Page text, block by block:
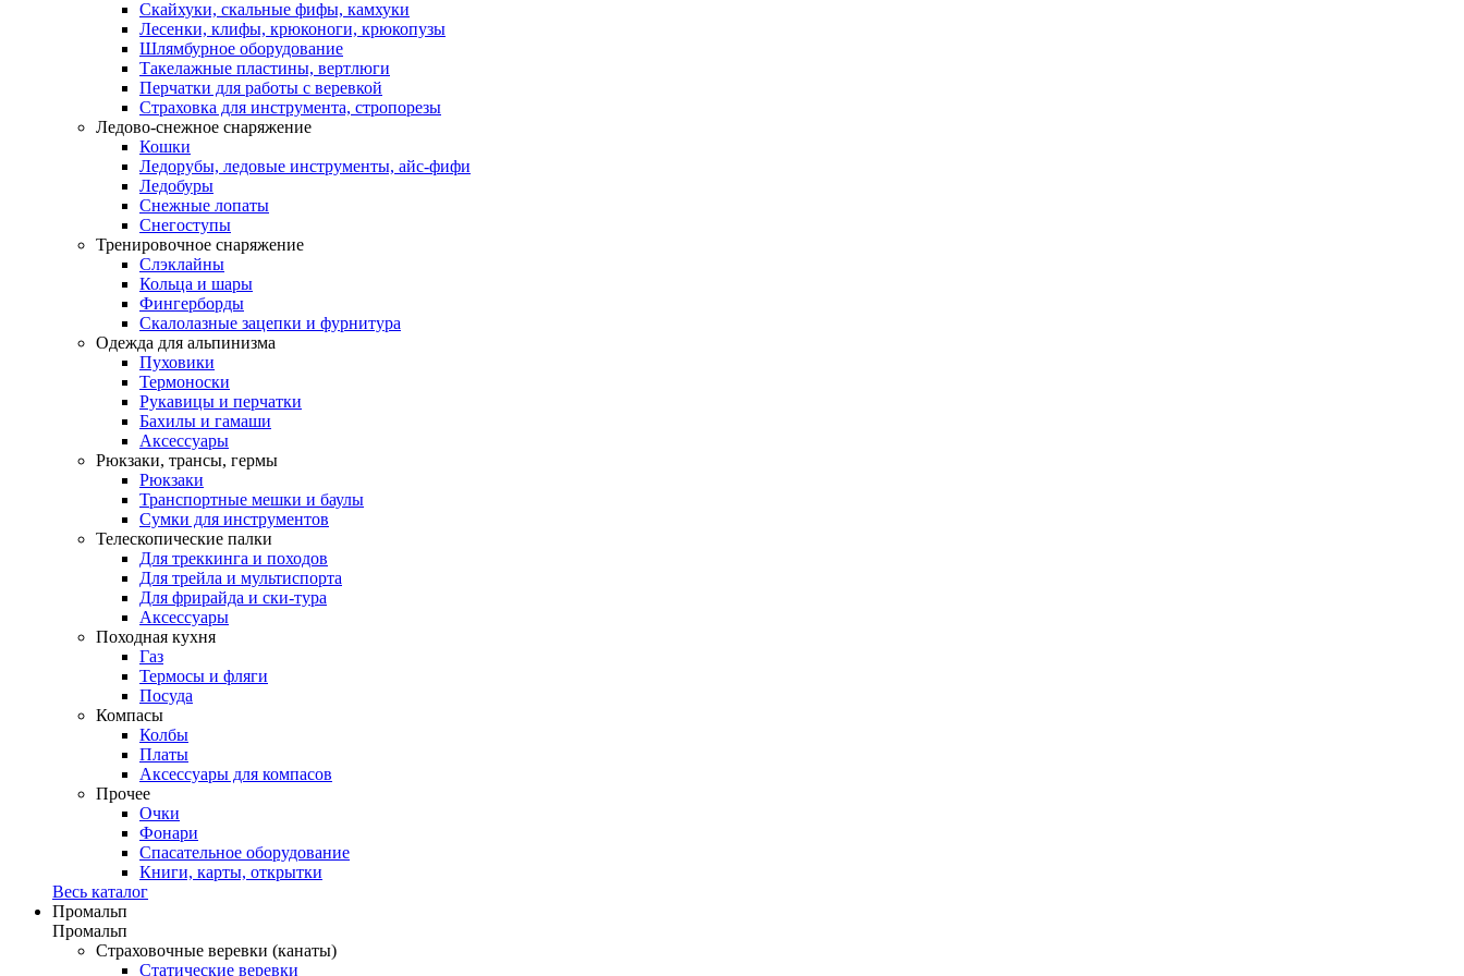
Скайхуки, скальные фифы, камхуки
Лесенки, клифы, крюконоги, крюкопузы
Шлямбурное оборудование
Такелажные пластины, вертлюги
Перчатки для работы с веревкой
Страховка для инструмента, стропорезы
Ледово-снежное снаряжение
Кошки
Ледорубы, ледовые инструменты, айс-фифи
Ледобуры
Снежные лопаты
Снегоступы
Тренировочное снаряжение
Слэклайны
Кольца и шары
Фингерборды
Скалолазные зацепки и фурнитура
Одежда для альпинизма
Пуховики
Термоноски
Рукавицы и перчатки
Бахилы и гамаши
Аксессуары
Рюкзаки, трансы, гермы
Рюкзаки
Транспортные мешки и баулы
Сумки для инструментов
Телескопические палки
Для треккинга и походов
Для трейла и мультиспорта
Для фрирайда и ски-тура
Аксессуары
Походная кухня
Газ
Термосы и фляги
Посуда
Компасы
Колбы
Платы
Аксессуары для компасов
Прочее
Очки
Фонари
Спасательное оборудование
Книги, карты, открытки
Весь каталог
Промальп
Промальп
Страховочные веревки (канаты)
Статические веревки